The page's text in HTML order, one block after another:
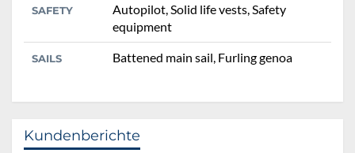
SAFETY
Autopilot, Solid life vests, Safety
equipment
SAILS Battened main sail, Furling genoa
Kundenberichte